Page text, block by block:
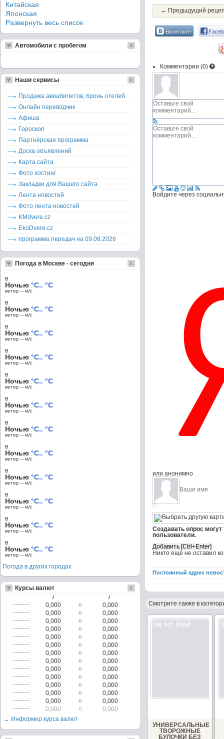
← Предыдущий
Вконтакте
Комментарии (0)
Войдите через
или анонимно
Создавать опрос
пользователи.
Никто ещё не оставил
Постоянный адрес
Смотрите также в
УНИВЕРСАЛЬНЫЕ
ТВОРОЖНЫЕ
БУЛОЧКИ БЕЗ
Китайская
Японская
Развернуть весь список
Автомобили с пробегом
Наши сервисы
Продажа авиабилетов, бронь отелей
Онлайн переводчик
Афиша
Гороскоп
Партнёрская программа
Доска объявлений
Карта сайта
Фото хостинг
Закладки для Вашего сайта
Лента новостей
Фото лента новостей
KMdvere.cz
EkoDvere.cz
программа передач на 09.08.2026
Погода в Москве - сегодня
в
Ночью °C.. °C
ветер – м/c
в
Ночью °C.. °C
ветер – м/c
в
Ночью °C.. °C
ветер – м/c
в
Ночью °C.. °C
ветер – м/c
в
Ночью °C.. °C
ветер – м/c
в
Ночью °C.. °C
ветер – м/c
в
Ночью °C.. °C
ветер – м/c
в
Ночью °C.. °C
ветер – м/c
в
Ночью °C.. °C
ветер – м/c
в
Ночью °C.. °C
ветер – м/c
в
Ночью °C.. °C
ветер – м/c
в
Ночью °C.. °C
ветер – м/c
Погода в других городах
Курсы валют
/ /
0,000 0
0,000
0,000
0
0,000
0,000
0
0,000
0,000
0
0,000
0,000
0
0,000
0,000
0
0,000
0,000
0
0,000
0,000
0
0,000
0,000
0
0,000
0,000
0
0,000
0,000
0
0,000
0,000
0
0,000
0,000
0
0,000
0,000
0
0,000
→ Информер курса валют